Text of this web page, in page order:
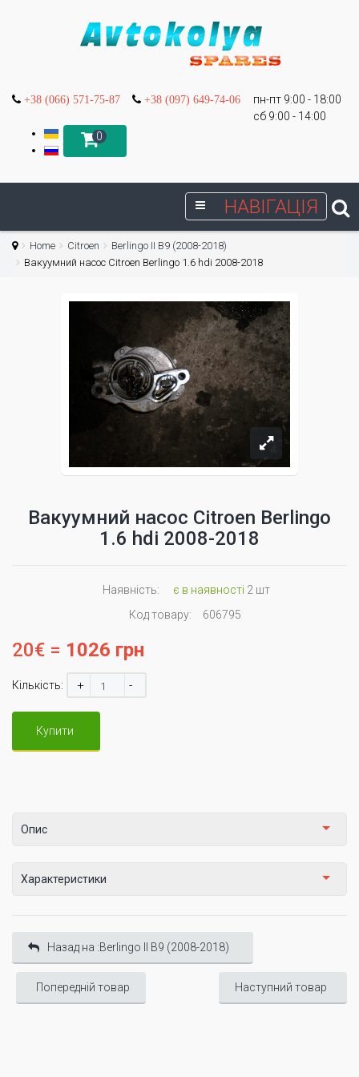
+38 (066) 571-75-87 +38 (097) 649-74-06
пн-пт 9:00 - 18:00
сб 9:00 - 14:00
0
НАВІГАЦІЯ
Home Citroen
Berlingo II B9 (2008-2018)
Вакуумний насос Citroen Berlingo 1.6 hdi 2008-2018
Вакуумний насос Citroen Berlingo
1.6 hdi 2008-2018
Наявність: є в наявності 2 шт
Код товару:
606795
20€ = 1026 грн
Кількість: + -
Купити
Опис
Характеристики
Назад на :Berlingo II B9 (2008-2018)
Попередній товар Наступний товар